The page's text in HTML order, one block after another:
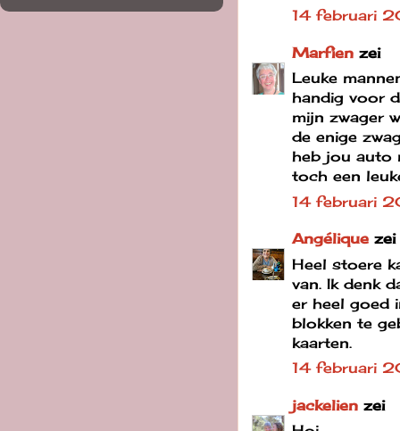
14 februari
Marfien zei
Leuke
handig voor
mijn zwager
de enige
heb jou auto
toch een
14 februari
Angélique zei
Heel stoere
van. Ik denk
er heel goed
blokken te
kaarten.
14 februari
jackelien zei